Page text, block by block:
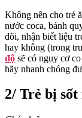
Không nên cho trẻ
nước coca, bánh
dõi, nhận biết liệu
hay không (trong
độ sẽ có nguy cơ
hãy nhanh chóng
2/ Trẻ bị sốt